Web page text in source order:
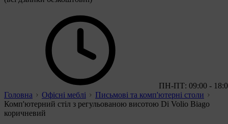
ПН-ПТ: 09:00 -
Головна
Офісні меблі
Письмові та комп'ютерні столи
Комп'ютерний стіл з регульованою висотою Di Volio Biago
коричневий